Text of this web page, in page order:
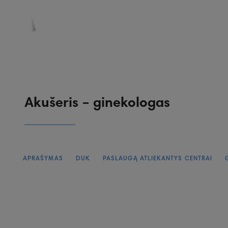
Akušeris – ginekologas
APRAŠYMAS DUK PASLAUGĄ ATLIEKANTYS CENTRAI